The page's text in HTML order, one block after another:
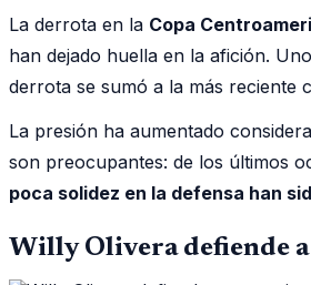
La derrota en la Copa
han dejado huella en la afición.
derrota se sumó a la más reciente
La presión ha aumentado
son preocupantes: de los últimos
poca solidez en la defensa han
Willy Olivera defiende